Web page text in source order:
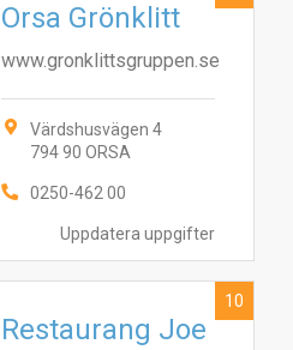
Uppdatera uppgifter
Orsa Grönklitt
www.gronklittsgruppen.se
Värdshusvägen 4
794 90 ORSA
0250-462 00
Restaurang Joe
10